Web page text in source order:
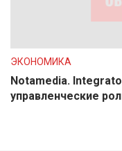
ЭКОНОМИКА
Notamedia.
управленческие